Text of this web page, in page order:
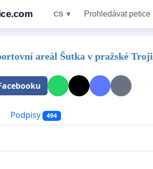
CS ▼ Prohledávat petice
areál Šutka v pražské Troji
Podpisy 494